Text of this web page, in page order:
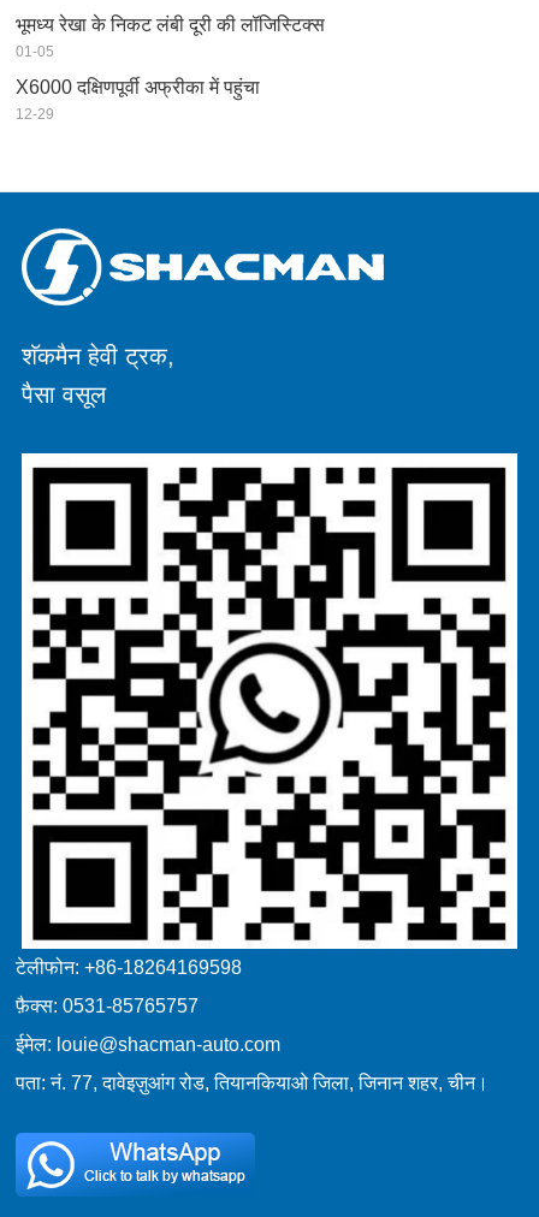
भूमध्य रेखा के निकट लंबी दूरी की लॉजिस्टिक्स
01-05
X6000 दक्षिणपूर्वी अफ्रीका में पहुंचा
12-29
शॅकमैन हेवी ट्रक,
पैसा वसूल
टेलीफोन: +86-18264169598
फ़ैक्स: 0531-85765757
ईमेल: louie@shacman-auto.com
पता: नं. 77, दावेइज़ुआंग रोड, तियानकियाओ जिला, जिनान शहर, चीन।